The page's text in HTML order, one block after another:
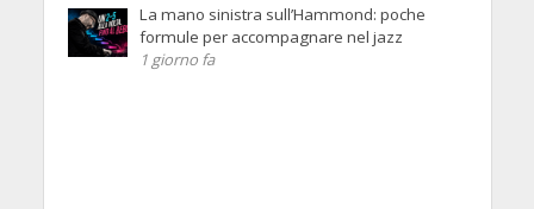
La mano sinistra sull’Hammond: poche
formule per accompagnare nel jazz
1 giorno fa